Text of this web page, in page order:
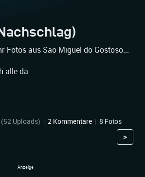
Fotos aus Sao Miguel do Gostoso...
alle da
(52 Uploads) | 2 Kommentare | 8 Fotos
>